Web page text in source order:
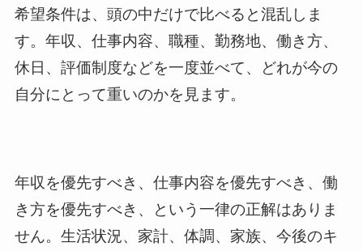
希望条件は、頭の中だけで比べると混乱しま
す。年収、仕事内容、職種、勤務地、働き方、
休日、評価制度などを一度並べて、どれが今の
自分にとって重いのかを見ます。
年収を優先すべき、仕事内容を優先すべき、働
き方を優先すべき、という一律の正解はありま
せん。生活状況、家計、体調、家族、今後のキ